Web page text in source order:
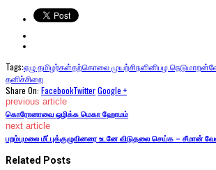
Tags:ஏழு தமிழர்கள்தற்கொலை முயற்சிநளினிபழ.நெடுமாறன்
தனிச்சிறை
Share On: FacebookTwitterGoogle +
previous article
கொரோனாவை ஒழிக்க மெகா ஹோமம்
next article
பறம்புமலை மீட்புக்குழுவினரை உடனே விடுதலை செய்க – சீமான்
Related Posts